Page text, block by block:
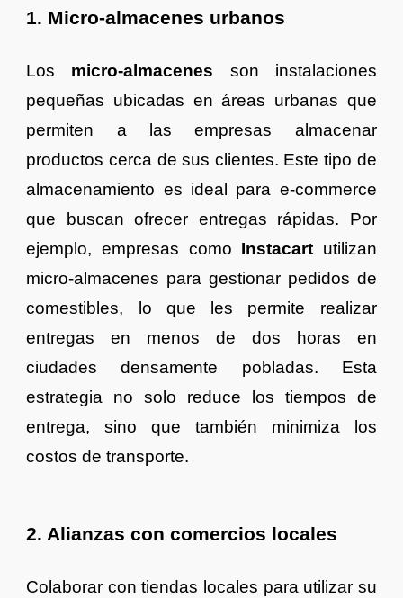
1. Micro-almacenes urbanos
Los micro-almacenes son instalaciones
pequeñas ubicadas en áreas urbanas que
permiten a las empresas almacenar
productos cerca de sus clientes. Este tipo de
almacenamiento es ideal para e-commerce
que buscan ofrecer entregas rápidas. Por
ejemplo, empresas como Instacart utilizan
micro-almacenes para gestionar pedidos de
comestibles, lo que les permite realizar
entregas en menos de dos horas en
ciudades densamente pobladas. Esta
estrategia no solo reduce los tiempos de
entrega, sino que también minimiza los
costos de transporte.
2. Alianzas con comercios locales
Colaborar con tiendas locales para utilizar su